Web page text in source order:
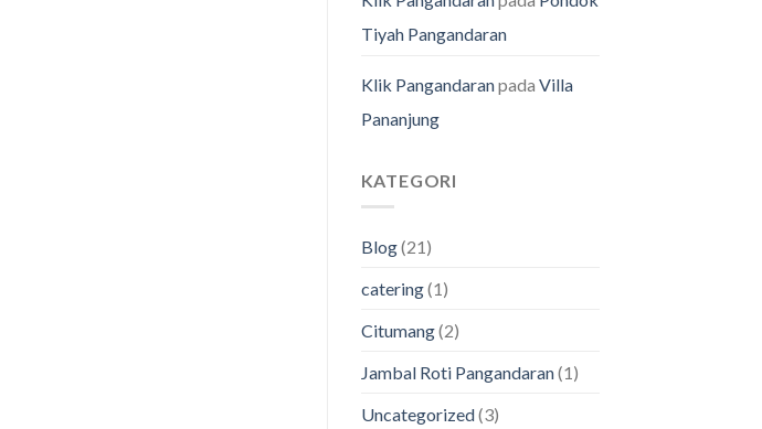
Tiyah Pangandaran
Klik Pangandaranpada Villa
Pananjung
KATEGORI
Blog(21)
catering(1)
Citumang(2)
Jambal Roti Pangandaran(1)
Uncategorized(3)